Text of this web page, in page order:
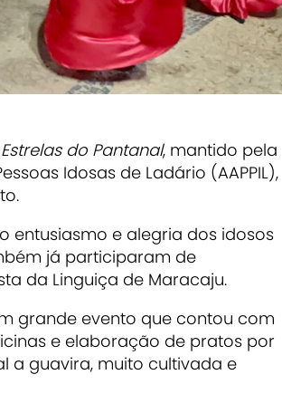
Estrelas do Pantanal, mantido pela
Idosas de Ladário (AAPPIL),
entusiasmo e alegria dos idosos
já participaram de
da Linguiça de Maracaju.
grande evento que contou com
e elaboração de pratos por
a guavira, muito cultivada e